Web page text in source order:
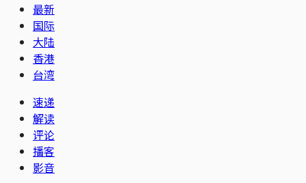
最新
国际
大陆
香港
台湾
速递
解读
评论
播客
影音